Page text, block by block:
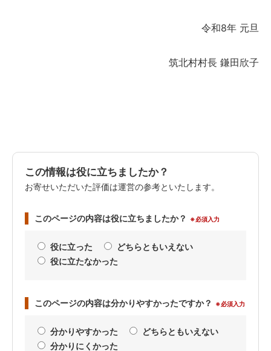
令和8年 元旦
筑北村村長 鎌田欣子
この情報は役に立ちましたか？
お寄せいただいた評価は運営の参考といたします。
このページの内容は役に立ちましたか？ ※必須入力
役に立った
どちらともいえない
役に立たなかった
このページの内容は分かりやすかったですか？ ※必須入力
分かりやすかった
どちらともいえない
分かりにくかった